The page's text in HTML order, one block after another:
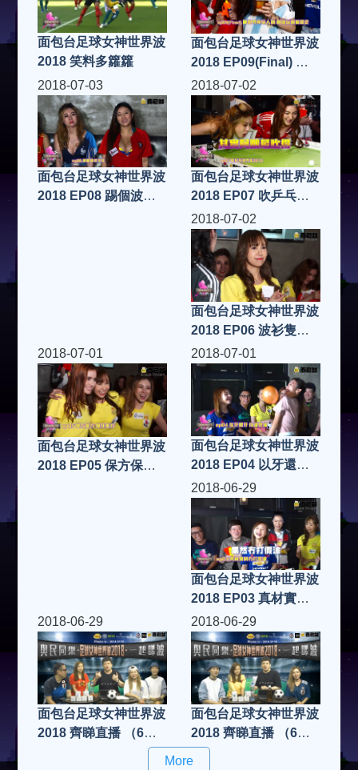
面包台足球女神世界波
2018 笑料多籮籮
面包台足球女神世界波
2018 EP09(Final) 世
界波玩人浪 你唔死就
返到屋企！ FIFA19
2018-07-03
面包台足球女神世界波
2018 EP08 踢個波落
2018-07-02
面包台足球女神世界波
2018 EP07 吹乒乓世
界杯2018 FIFA19
2018-07-02
面包台足球女神世界波
2018 EP06 波衫隻抽
隻 FIFA19
2018-07-01
面包台足球女神世界波
2018 EP05 保方保方
2018-07-01
面包台足球女神世界波
2018 EP04 以牙還牙
以波控波 FIFA19
2018-06-29
面包台足球女神世界波
2018 EP03 真材實料
冇打假波 FIFA19
2018-06-29
面包台足球女神世界波
2018 齊睇直播 （6月
2018-06-29
面包台足球女神世界波
2018 齊睇直播 （6月
28日）
More